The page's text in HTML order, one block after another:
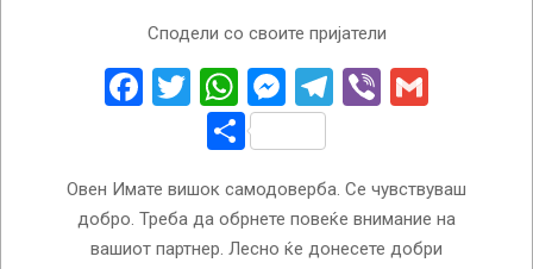
Сподели со своите пријатели
Facebook
TwitterWhatsApp
Messenger
Telegram
Viber
Share
Овен Имате вишок самодоверба. Се чувствуваш
добро. Треба да обрнете повеќе внимание на
вашиот партнер. Лесно ќе донесете добри